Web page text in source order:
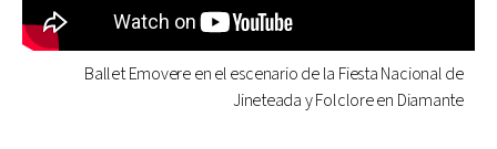
Ballet Emovere en el escenario de la Fiesta Nacional de
Jineteada y Folclore en Diamante